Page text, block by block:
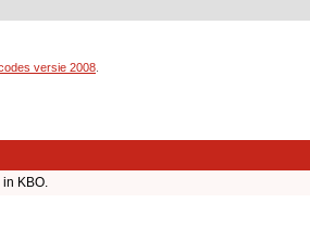
versie 2008
KBO.